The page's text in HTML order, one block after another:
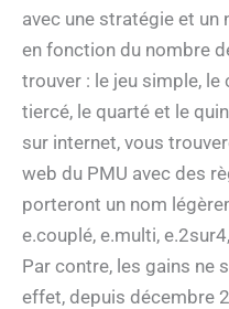
avec une stratégie et un
en fonction du nombre
trouver : le jeu simple, le
tiercé, le quarté et le
sur internet, vous
web du PMU avec des
porteront un nom
e.couplé, e.multi,
Par contre, les gains ne
effet, depuis décembre